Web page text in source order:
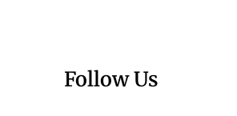
Follow Us